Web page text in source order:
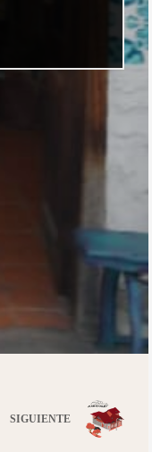
SIGUIENTE